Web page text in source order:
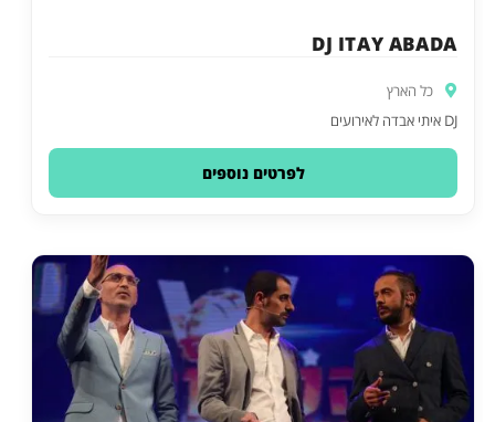
DJ ITAY ABADA
כל הארץ
DJ איתי אבדה לאירועים
לפרטים נוספים